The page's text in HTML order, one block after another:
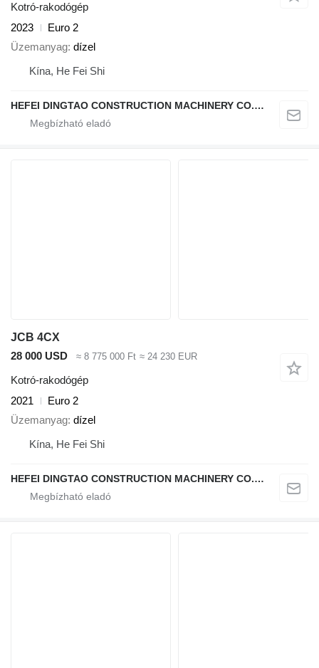
Kotró-rakodógép
2023
Euro 2
Üzemanyag dízel
Kína, He Fei Shi
HEFEI DINGTAO CONSTRUCTION MACHINERY CO., LIMITED
JCB 4CX
28 000 USD
≈ 8 775 000 Ft ≈ 24 230 EUR
Kotró-rakodógép
2021
Euro 2
Üzemanyag dízel
Kína, He Fei Shi
HEFEI DINGTAO CONSTRUCTION MACHINERY CO., LIMITED